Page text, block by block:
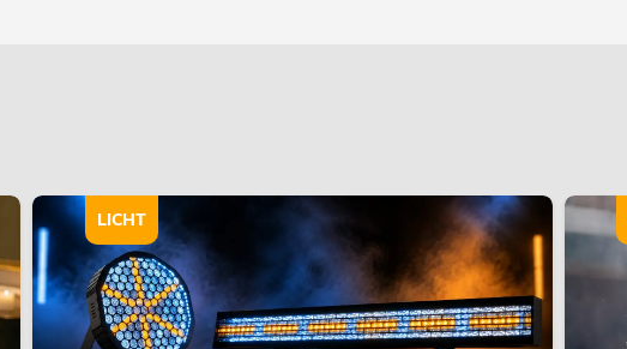
LICHT